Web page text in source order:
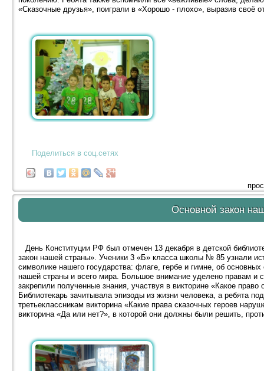
«Сказочные друзья», поиграли в «Хорошо - плохо», выразив своё
Поделиться в соц.сетях
Основной закон
День Конституции РФ был отмечен 13 декабря в детской
закон нашей страны». Ученики 3 «Б» класса школы № 85 узнали
символике нашего государства: флаге, гербе и гимне, об
нашей страны и всего мира. Большое внимание уделено правам и
закрепили полученные знания, участвуя в викторине «Какое
Библиотекарь зачитывала эпизоды из жизни человека, а ребята
третьеклассникам викторина «Какие права сказочных героев
викторина «Да или нет?», в которой они должны были решить,